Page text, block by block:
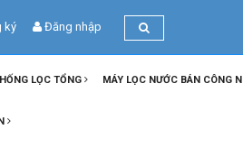
ký Đăng nhập
LỌC TỔNG MÁY LỌC NƯỚC BÁN CÔNG